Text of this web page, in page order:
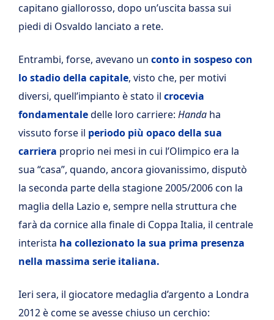
capitano giallorosso, dopo un’uscita bassa sui
piedi di Osvaldo lanciato a rete.
Entrambi, forse, avevano un conto in sospeso con
lo stadio della capitale, visto che, per motivi
diversi, quell’impianto è stato il crocevia
fondamentaledelle loro carriere: Handa ha
vissuto forse il periodo più opaco della sua
carriera proprio nei mesi in cui l’Olimpico era la
sua “casa”, quando, ancora giovanissimo, disputò
la seconda parte della stagione 2005/2006 con la
maglia della Lazio e, sempre nella struttura che
farà da cornice alla finale di Coppa Italia, il centrale
interista ha collezionato la sua prima presenza
nella massima serie italiana.
Ieri sera, il giocatore medaglia d’argento a Londra
2012 è come se avesse chiuso un cerchio: